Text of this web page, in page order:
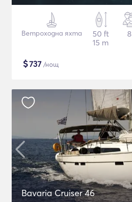
Ветроходна яхта
50 ft
15 m
8
$737 /нощ
Bavaria Cruiser 46